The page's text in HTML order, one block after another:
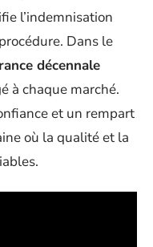
l’indemnisation
Dans le
décennale
à chaque marché.
et un rempart
où la qualité et la